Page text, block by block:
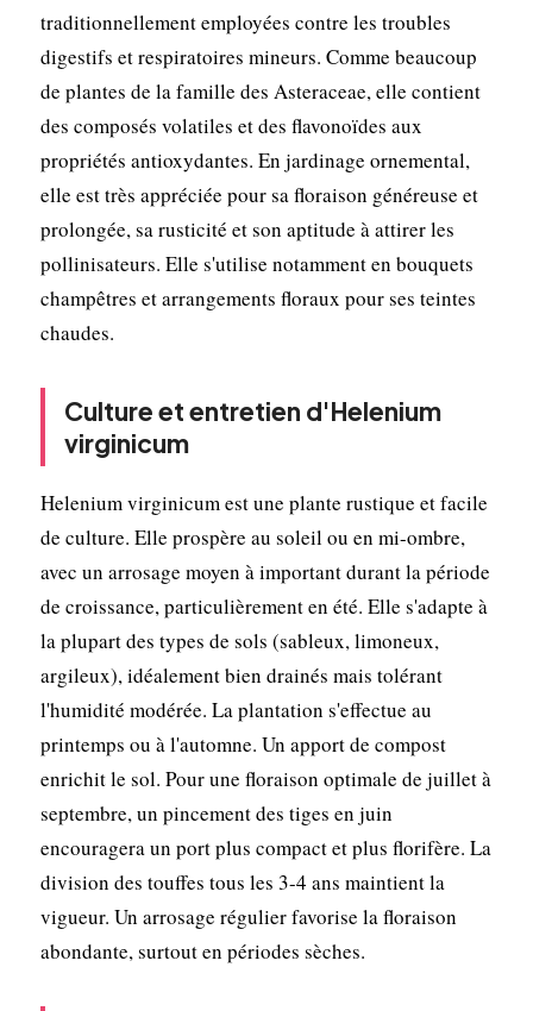
traditionnellement employées contre les troubles
digestifs et respiratoires mineurs. Comme beaucoup
de plantes de la famille des Asteraceae, elle contient
des composés volatiles et des flavonoïdes aux
propriétés antioxydantes. En jardinage ornemental,
elle est très appréciée pour sa floraison généreuse et
prolongée, sa rusticité et son aptitude à attirer les
pollinisateurs. Elle s'utilise notamment en bouquets
champêtres et arrangements floraux pour ses teintes
chaudes.
Culture et entretien d'Helenium
virginicum
Helenium virginicum est une plante rustique et facile
de culture. Elle prospère au soleil ou en mi-ombre,
avec un arrosage moyen à important durant la période
de croissance, particulièrement en été. Elle s'adapte à
la plupart des types de sols (sableux, limoneux,
argileux), idéalement bien drainés mais tolérant
l'humidité modérée. La plantation s'effectue au
printemps ou à l'automne. Un apport de compost
enrichit le sol. Pour une floraison optimale de juillet à
septembre, un pincement des tiges en juin
encouragera un port plus compact et plus florifère. La
division des touffes tous les 3-4 ans maintient la
vigueur. Un arrosage régulier favorise la floraison
abondante, surtout en périodes sèches.